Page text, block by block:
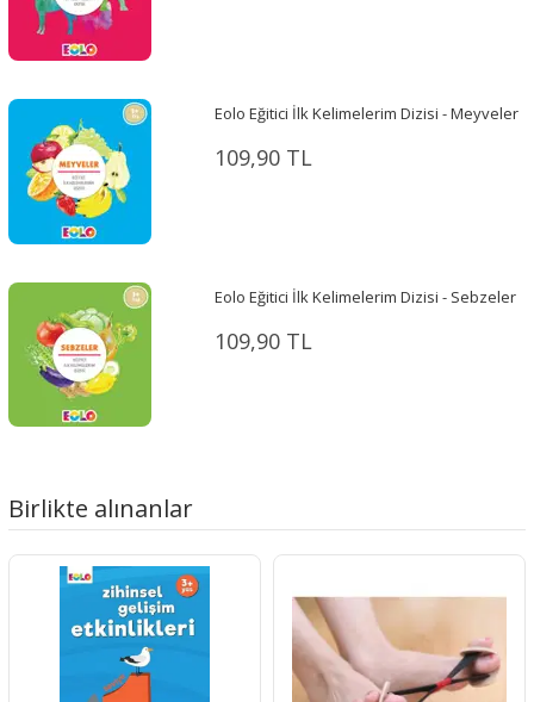
Eolo Eğitici İlk Kelimelerim Dizisi - Meyveler
109,90 TL
Eolo Eğitici İlk Kelimelerim Dizisi - Sebzeler
109,90 TL
Birlikte alınanlar